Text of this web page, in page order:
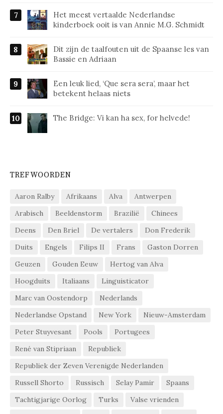
Het meest vertaalde Nederlandse
kinderboek ooit is van Annie M.G. Schmidt
Dit zijn de taalfouten uit de Spaanse les van
Bassie en Adriaan
Een leuk lied, ‘Que sera sera’, maar het
betekent helaas niets
The Bridge: Vi kan ha sex, for helvede!
TREFWOORDEN
Aaron Ralby Afrikaans Alva
Antwerpen
Arabisch
Beeldenstorm Brazilië
Chinees
Deens
Den Briel De vertalers
Don Frederik
Duits
Engels Filips II Frans
Gaston Dorren
Geuzen
Gouden Eeuw
Hertog van Alva
Hoogduits
Italiaans
Linguisticator
Marc van Oostendorp
Nederlands
Nederlandse Opstand
New York
Nieuw-Amsterdam
Peter Stuyvesant
Pools
Portugees
René van Stipriaan
Republiek
Republiek der Zeven Verenigde Nederlanden
Russell Shorto
Russisch Selay Pamir
Spaans
Tachtigjarige Oorlog
Turks
Valse vrienden